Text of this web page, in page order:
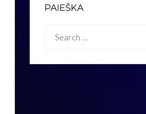
PAIEŠKA
Search